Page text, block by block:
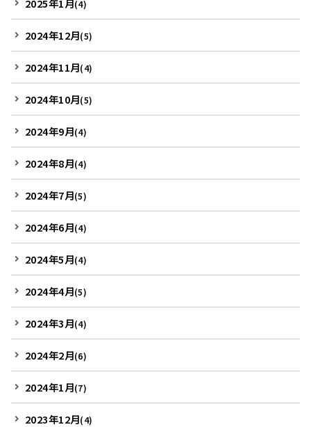
2025年1月 (4)
2024年12月(5)
2024年11月(4)
2024年10月(5)
2024年9月(4)
2024年8月(4)
2024年7月(5)
2024年6月(4)
2024年5月(4)
2024年4月(5)
2024年3月(4)
2024年2月(6)
2024年1月(7)
2023年12月(4)